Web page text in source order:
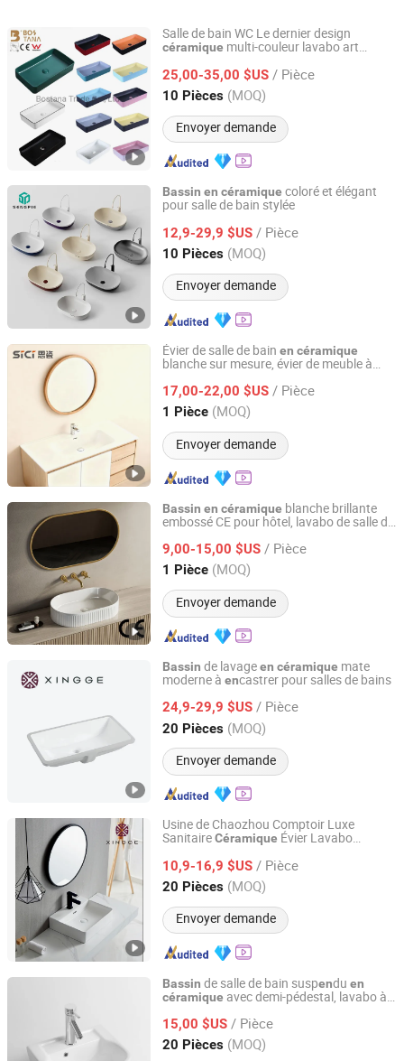
différentes formes
pour professionnels
moderne des
Salle de bain WC Le dernier design
céramique multi-couleur lavabo art
25,00-35,00 $US / Pièce
10 Pièces (MOQ)
Envoyer demande
CHAOZHOU BOSTANA SANITARYWARE CO., LTD.
Guangdong, China Depuis 2020
Bassin en céramique coloré et élégant
pour salle de bain stylée
12,9-29,9 $US / Pièce
10 Pièces (MOQ)
Envoyer demande
Guangdong Sengpie Technology Co., Ltd.
Guangdong, China Depuis 2026
Évier de salle de bain en céramique
blanche sur mesure, évier de meuble à
17,00-22,00 $US / Pièce
1 Pièce (MOQ)
Envoyer demande
Guangdong Siyeano Sanitary Technology Co., Ltd.
Guangdong, China Depuis 2024
Bassin en céramique blanche brillante
embossé CE pour hôtel, lavabo de salle de
9,00-15,00 $US / Pièce
1 Pièce (MOQ)
Envoyer demande
Guangdong Siyeano Sanitary Technology Co., Ltd.
Guangdong, China Depuis 2024
Bassin de lavageen céramique mate
moderne à encastrer pour salles de bains
24,9-29,9 $US / Pièce
20 Pièces (MOQ)
Envoyer demande
Guangdong Jiange Ceramic Co., Ltd.
Guangdong, China Depuis 2023
Usine de Chaozhou Comptoir Luxe
SanitaireCéramique Évier Lavabo
10,9-16,9 $US / Pièce
20 Pièces (MOQ)
Envoyer demande
Guangdong Jiange Ceramic Co., Ltd.
Guangdong, China Depuis 2023
Bassin de salle de bain suspendu en
céramique avec demi-pédestal, lavabo à
15,00 $US / Pièce
20 Pièces (MOQ)
Chaozhou Meitao Ceramics Co., Ltd.
Guangdong, China Depuis 2023